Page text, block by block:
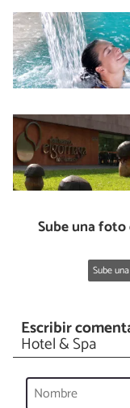
Sube una foto
Sube
Escribir
Hotel & Spa